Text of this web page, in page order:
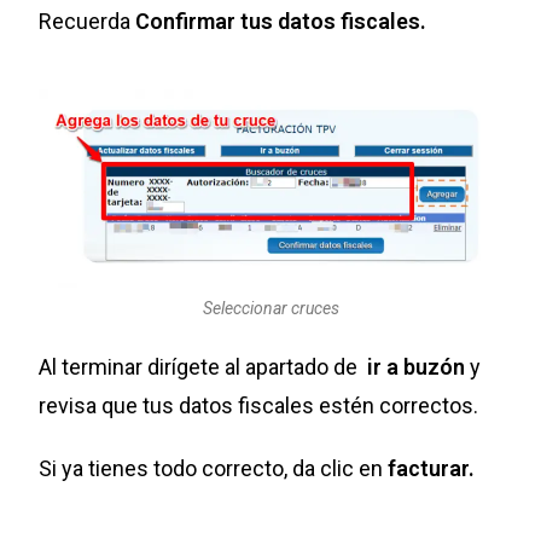
Recuerda Confirmar tus datos fiscales.
Seleccionar cruces
Al terminar dirígete al apartado de ir a buzóny
revisa que tus datos fiscales estén correctos.
Si ya tienes todo correcto, da clic enfacturar.